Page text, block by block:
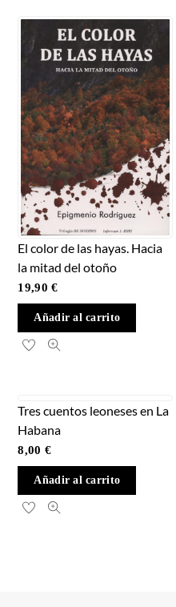
El color de las hayas. Hacia
la mitad del otoño
19,90€
Añadir al carrito
Tres cuentos leoneses en La
Habana
8,00 €
Añadir al carrito